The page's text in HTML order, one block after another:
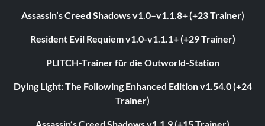
Assassin’s Creed Shadows v1.0–v1.1.8+ (+23 Trainer)
Resident Evil Requiem v1.0-v1.1.1+ (+29 Trainer)
PLITCH-Trainer für die Outworld-Station
Dying Light: The Following Enhanced Edition v1.54.0 (+24
Trainer)